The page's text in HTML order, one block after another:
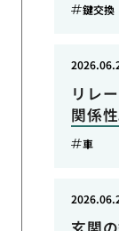
鍵交換
リレ
関係性
車